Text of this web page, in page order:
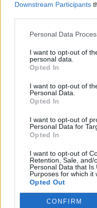
Downstream Participants
Personal Data
I want to opt-out of
personal data.
Opted In
I want to opt-out of
Personal Data.
Opted In
I want to opt-out of
Personal Data for
Opted In
I want to opt-out of
Retention, Sale, and/
Personal Data that Is
Purposes for which it
Opted Out
CONFIRM
“U ula në krevat dhe po
qaja”/ Fatma Haxhialiu
shtatzënisë
Bregu: Bashkëpunimi
është zgjedhje, por
domosdoshmëri …edhe
për brezat e ardhshëm!